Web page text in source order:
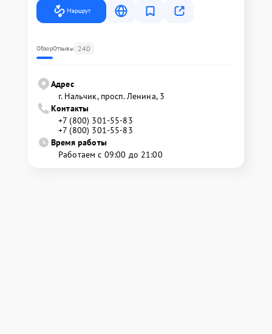
Маршрут
ОбзорОтзывы 240
Адрес
г. Нальчик, просп. Ленина, 3
Контакты
+7 (800) 301-55-83
+7 (800) 301-55-83
Время работы
Работаем с 09:00 до 21:00